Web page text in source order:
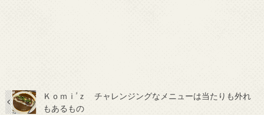
Ｋｏｍｉ’ｚ チャレンジングなメニューは当たりも外れ
もあるもの